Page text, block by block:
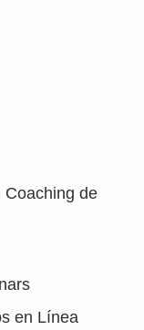
Coaching de
en Línea